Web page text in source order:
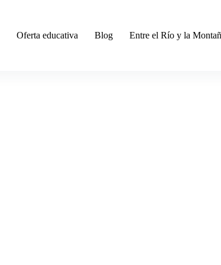
Oferta educativa Blog Entre el Río y la